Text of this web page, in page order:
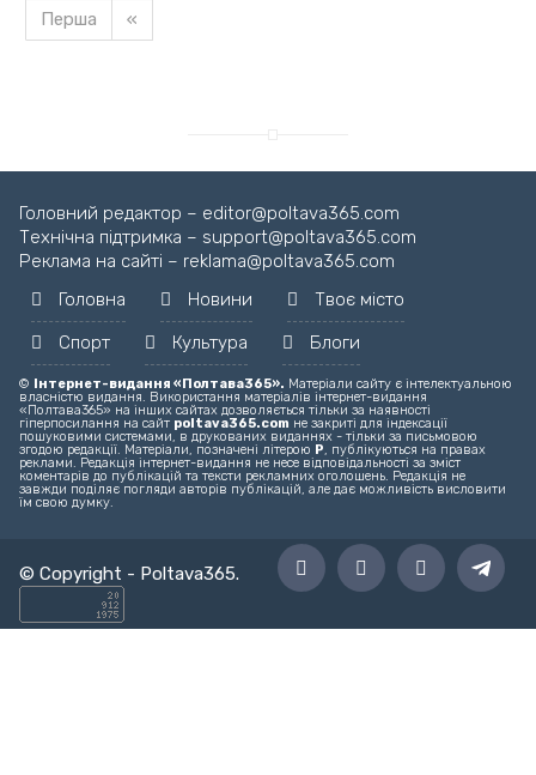
Перша «
Головний редактор – editor@poltava365.com
Технічна підтримка – support@poltava365.com
Реклама на сайті – reklama@poltava365.com
Головна
Новини
Твоє місто
Спорт
Культура Блоги
© Інтернет-видання «Полтава365». Матеріали сайту є інтелектуальною
власністю видання. Використання матеріалів інтернет-видання
«Полтава365» на інших сайтах дозволяється тільки за наявності
гіперпосилання на сайт poltava365.com не закриті для індексації
пошуковими системами, в друкованих виданнях - тільки за письмовою
згодою редакції. Матеріали, позначені літерою Р, публікуються на правах
реклами. Редакція інтернет-видання не несе відповідальності за зміст
коментарів до публікацій та тексти рекламних оголошень. Редакція не
завжди поділяє погляди авторів публікацій, але дає можливість висловити
їм свою думку.
© Copyright - Poltava365.